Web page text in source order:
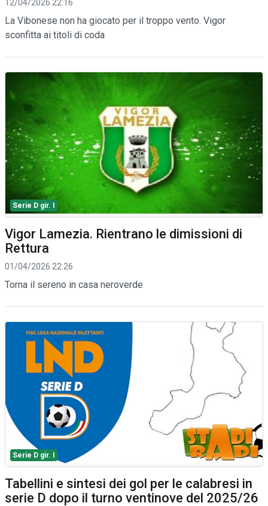
12/04/2026 22:16
La Vibonese non ha giocato per il troppo vento. Vigor
sconfitta ai titoli di coda
Serie D gir. I
Vigor Lamezia. Rientrano le dimissioni di
Rettura
01/04/2026 22:26
Torna il sereno in casa neroverde
Serie D gir. I
Tabellini e sintesi dei gol per le calabresi in
serie D dopo il turno ventinove del 2025/26